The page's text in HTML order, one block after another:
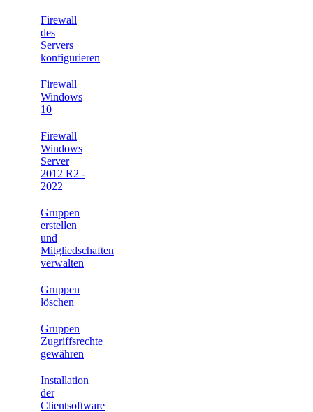
Firewall
des
Servers
konfigurieren
Firewall
Windows
10
Firewall
Windows
Server
2012 R2 -
2022
Gruppen
erstellen
und
Mitgliedschaften
verwalten
Gruppen
löschen
Gruppen
Zugriffsrechte
gewähren
Installation
der
Clientsoftware